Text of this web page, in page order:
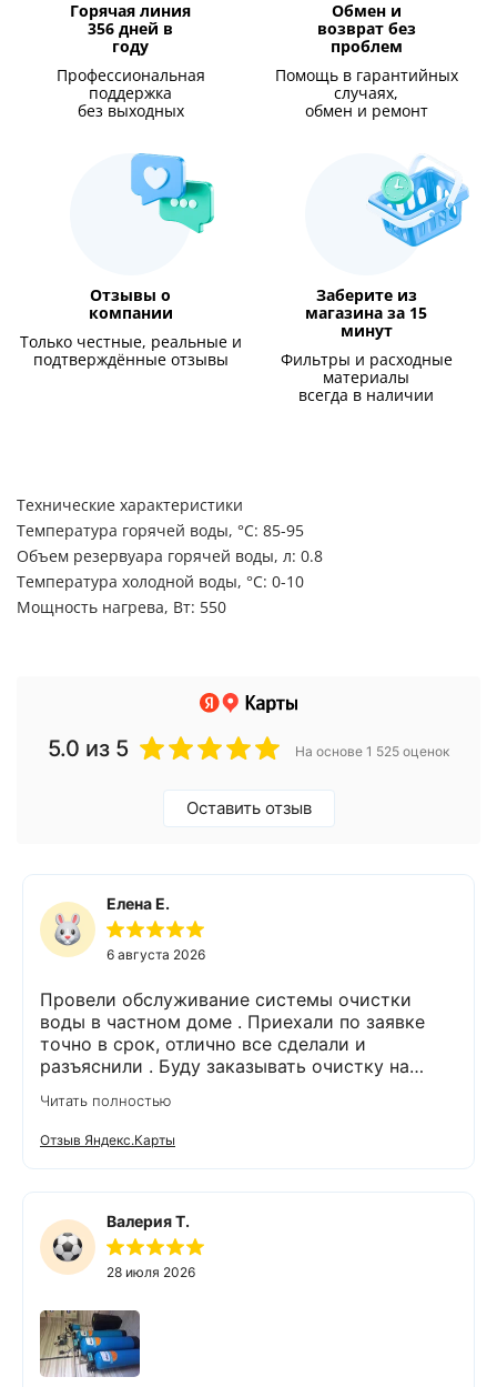
Горячая линия
356 дней в
году
Профессиональная
поддержка
без выходных
Обмен и
возврат без
проблем
Помощь в гарантийных
случаях,
обмен и ремонт
Отзывы о
компании
Только честные, реальные и
подтверждённые отзывы
Заберите из
магазина за 15
минут
Фильтры и расходные
материалы
всегда в наличии
Технические характеристики
Температура горячей воды, °C: 85-95
Объем резервуара горячей воды, л: 0.8
Температура холодной воды, °C: 0-10
Мощность нагрева, Вт: 550
5.0 из 5 На основе 1 525 оценок
Оставить отзыв
Елена Е.
6 августа 2026
Провели обслуживание системы очистки
воды в частном доме . Приехали по заявке
точно в срок, отлично все сделали и
разъяснили . Буду заказывать очистку на
Читать полностью
Отзыв Яндекс.Карты
Валерия Т.
28 июля 2026